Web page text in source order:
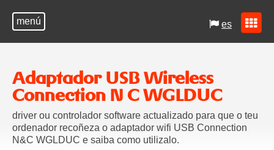
menú es
Adaptador USB Wireless
Connection N C WGLDUC
driver ou controlador software actualizado para que o teu
ordenador recoñeza o adaptador wifi USB Connection
N&C WGLDUC e saiba como utilizalo.